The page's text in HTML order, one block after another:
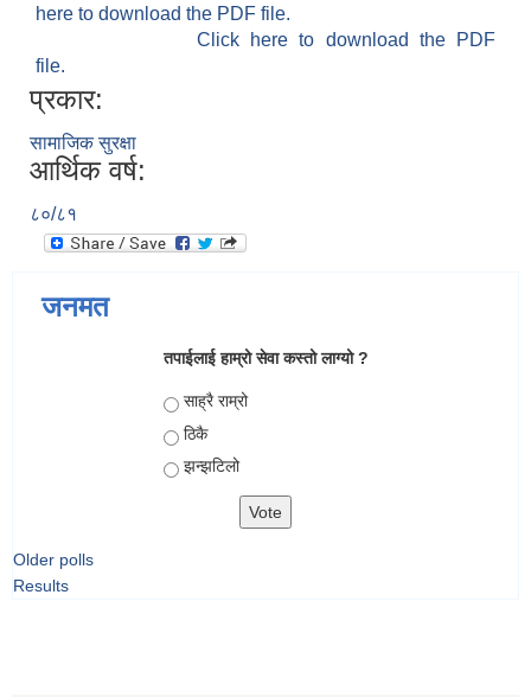
here to download the PDF file.
Click here to download the PDF
file.
प्रकार:
सामाजिक सुरक्षा
आर्थिक वर्ष:
८०/८१
जनमत
तपाईलाई हाम्रो सेवा कस्तो लाग्यो ?
Choices
साह्रै राम्रो
ठिकै
झन्झटिलो
Older polls
Results